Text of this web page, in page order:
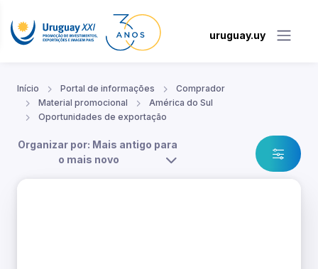
uruguay.uy
Início Portal de informações
Comprador
Material promocional
América do Sul
Oportunidades de exportação
Organizar por: Mais antigo para
o mais novo